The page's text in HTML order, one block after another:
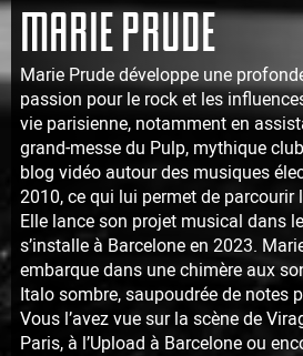
MARIE PRUDE
Marie Prude développe une
passion pour le rock et les
vie parisienne, notamment en
grand-messe du Pulp, mythique
blog vidéo autour des musiques
2010, ce qui lui permet de parcourir
Elle lance son projet musical dans
s’installe à Barcelone en 2023.
embarque dans une chimère aux
Italo sombre, saupoudrée de notes
Vous l’avez vue sur la scène de
Paris, à l’Upload à Barcelone ou